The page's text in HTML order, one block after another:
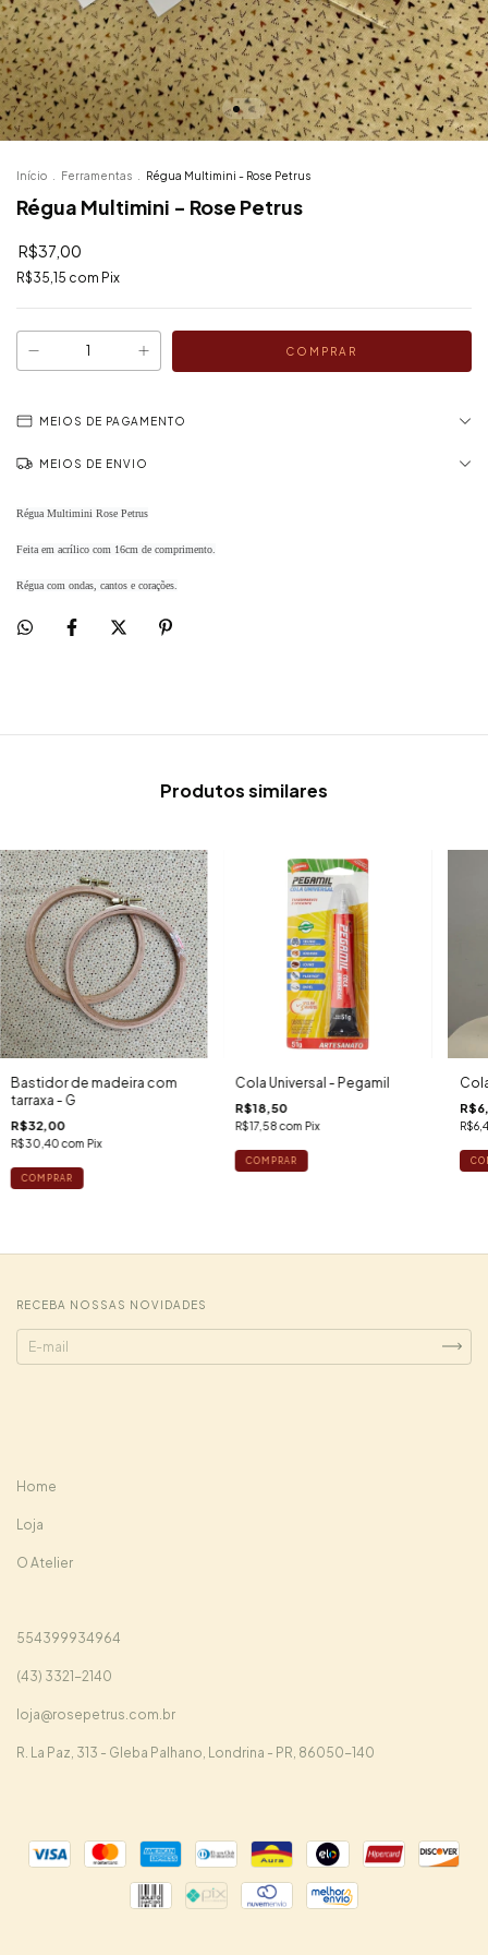
Início Ferramentas Régua Multimini - Rose Petrus
Régua Multimini - Rose Petrus
R$37,00
R$35,15 com Pix
MEIOS DE PAGAMENTO
MEIOS DE ENVIO
Régua Multimini Rose Petrus
Feita em acrílico com 16cm de comprimento.
Régua com ondas, cantos e corações.
Produtos similares
Bastidor de madeira com
tarraxa - G
R$32,00
R$30,40com Pix
Cola Universal - Pegamil
R$18,50
R$17,58com Pix
RECEBA NOSSAS NOVIDADES
Home
Loja
O Atelier
554399934964
(43) 3321-2140
loja@rosepetrus.com.br
R. La Paz, 313 - Gleba Palhano, Londrina - PR, 86050-140